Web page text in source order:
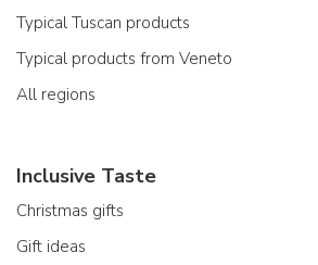
Typical Tuscan products
Typical products from Veneto
All regions
Inclusive Taste
Christmas gifts
Gift ideas